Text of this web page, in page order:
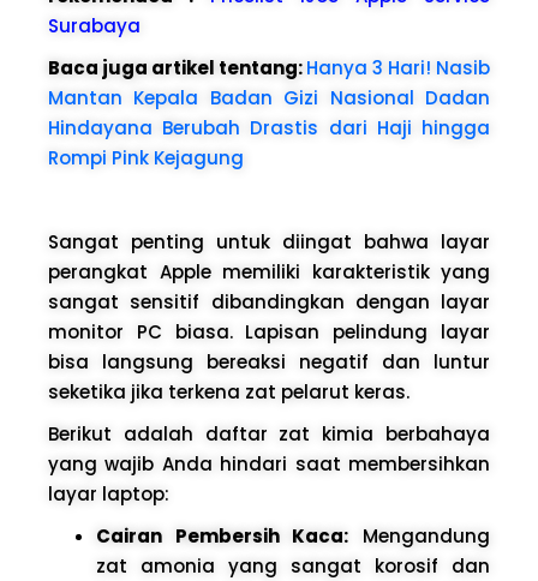
Surabaya
Baca juga artikel tentang:Hanya 3 Hari! Nasib
Mantan Kepala Badan Gizi Nasional Dadan
Hindayana Berubah Drastis dari Haji hingga
Rompi Pink Kejagung
Sangat penting untuk diingat bahwa layar
perangkat Apple memiliki karakteristik yang
sangat sensitif dibandingkan dengan layar
monitor PC biasa. Lapisan pelindung layar
bisa langsung bereaksi negatif dan luntur
seketika jika terkena zat pelarut keras.
Berikut adalah daftar zat kimia berbahaya
yang wajib Anda hindari saat membersihkan
layar laptop:
Cairan Pembersih Kaca: Mengandung
zat amonia yang sangat korosif dan